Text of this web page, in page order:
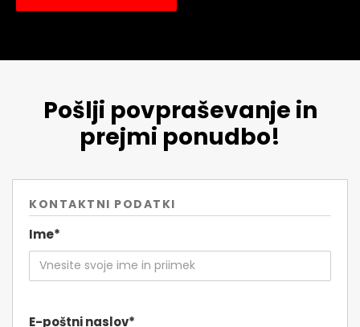
Pošlji povpraševanje in
prejmi ponudbo!
KONTAKTNI PODATKI
Ime*
E-poštni naslov*